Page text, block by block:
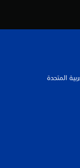
المتحدة‏